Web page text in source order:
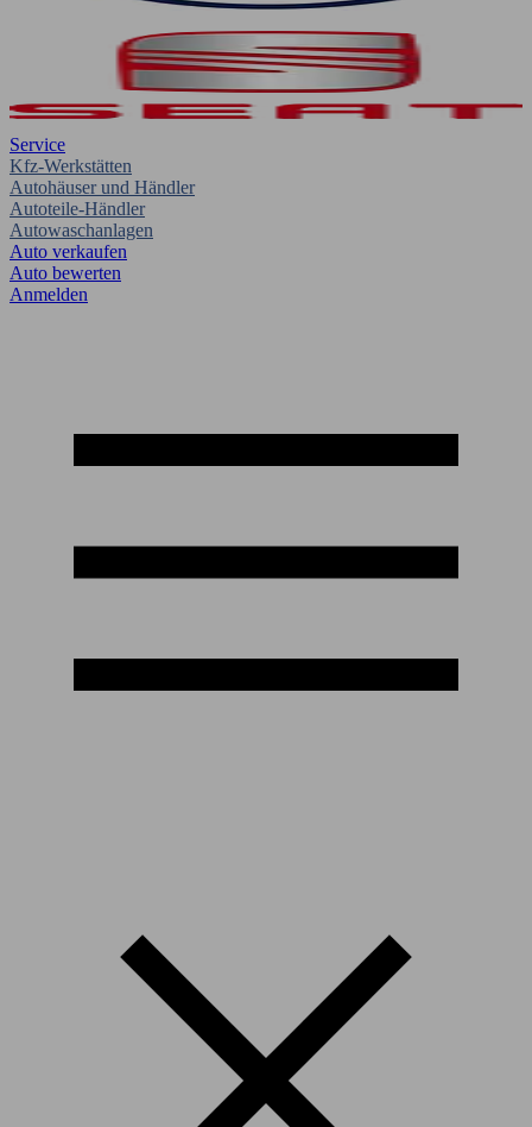
Service
Kfz-Werkstätten
Autohäuser und Händler
Autoteile-Händler
Autowaschanlagen
Auto verkaufen
Auto bewerten
Anmelden